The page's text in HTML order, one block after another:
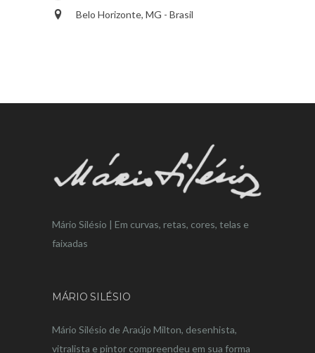
Belo Horizonte, MG - Brasil
Mário Silésio | Em curvas, retas, cores, telas e
faixadas
MÁRIO SILÉSIO
Mário Silésio de Araújo Milton, desenhista,
vitralista e pintor compreendeu em sua forma